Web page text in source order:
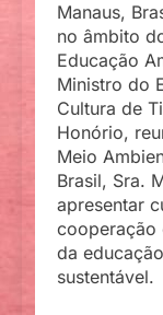
Manaus,
no âmbito
Educação
Ministro do
Cultura de
Honório,
Meio
Brasil, Sra.
apresentar
cooperação
da
sustentável.